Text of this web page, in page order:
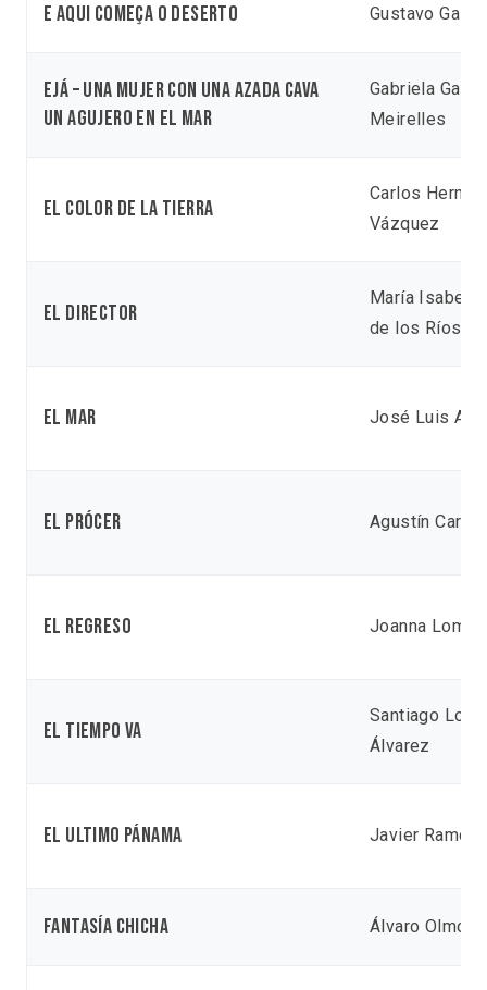
E aqui começa o deserto Gustavo
EJÁ – Una mujer con una azada cava
un agujero en el mar
Gabriela Gaia
Meirelles
El color de la tierra
Carlos
Vázquez
El Director
María Isabel
de los Ríos
El mar José Luis
El prócer Agustín
El regreso Joanna
El tiempo va
Santiago
Álvarez
El ultimo Pánama Javier Ramos
Fantasía chicha Álvaro Olmos